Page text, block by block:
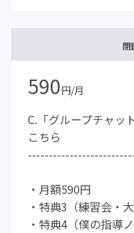
閉
590円/月
C.「グループチャッ
こちら
・月額590円
・特典3（練習会・
・特典4（僕の指導